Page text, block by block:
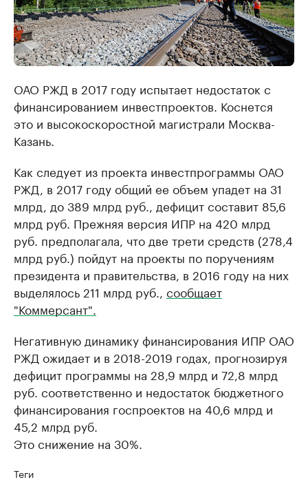
ОАО РЖД в 2017 году испытает недостаток с
финансированием инвестпроектов. Коснется
это и высокоскоростной магистрали Москва-
Казань.
Как следует из проекта инвестпрограммы ОАО
РЖД, в 2017 году общий ее объем упадет на 31
млрд, до 389 млрд руб., дефицит составит 85,6
млрд руб. Прежняя версия ИПР на 420 млрд
руб. предполагала, что две трети средств (278,4
млрд руб.) пойдут на проекты по поручениям
президента и правительства, в 2016 году на них
выделялось 211 млрд руб., сообщает
"Коммерсант".
Негативную динамику финансирования ИПР ОАО
РЖД ожидает и в 2018-2019 годах, прогнозируя
дефицит программы на 28,9 млрд и 72,8 млрд
руб. соответственно и недостаток бюджетного
финансирования госпроектов на 40,6 млрд и
45,2 млрд руб.
Это снижение на 30%.
Теги